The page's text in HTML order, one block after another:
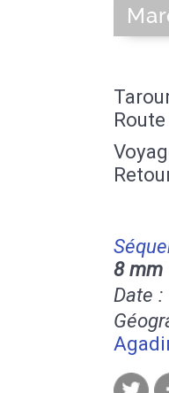
8 mm
Date :